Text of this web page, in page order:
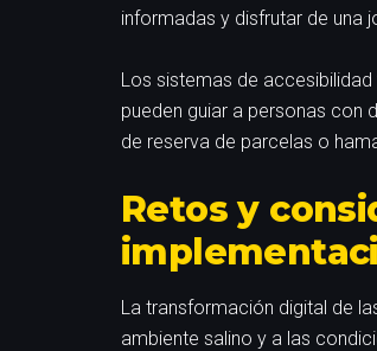
informadas y disfrutar de una
Los sistemas de
pueden guiar a personas con
de reserva de parcelas o
Retos y
La transformación digital de
ambiente salino y a las